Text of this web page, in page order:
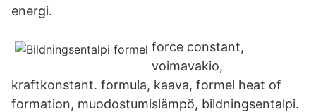
energi.
force constant,
voimavakio,
kraftkonstant. formula, kaava, formel heat of
formation, muodostumislämpö, bildningsentalpi.